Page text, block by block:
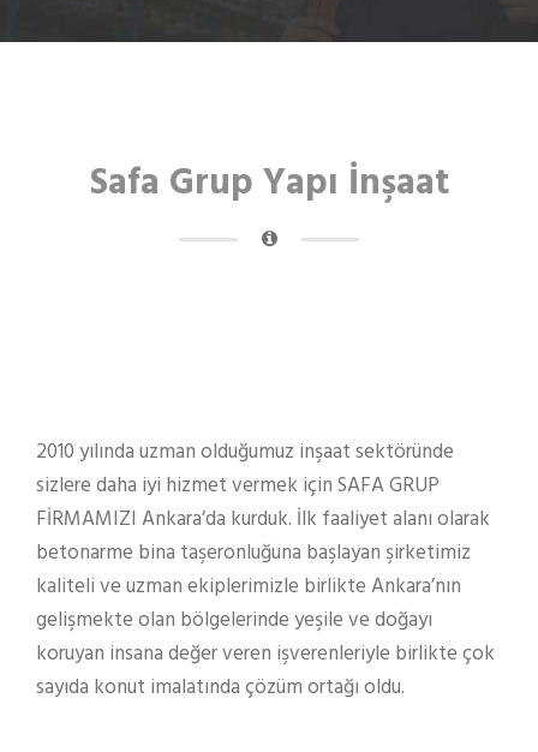
Safa Grup Yapı İnşaat
2010 yılında uzman olduğumuz inşaat sektöründe
sizlere daha iyi hizmet vermek için SAFA GRUP
FİRMAMIZI Ankara’da kurduk. İlk faaliyet alanı olarak
betonarme bina taşeronluğuna başlayan şirketimiz
kaliteli ve uzman ekiplerimizle birlikte Ankara’nın
gelişmekte olan bölgelerinde yeşile ve doğayı
koruyan insana değer veren işverenleriyle birlikte çok
sayıda konut imalatında çözüm ortağı oldu.